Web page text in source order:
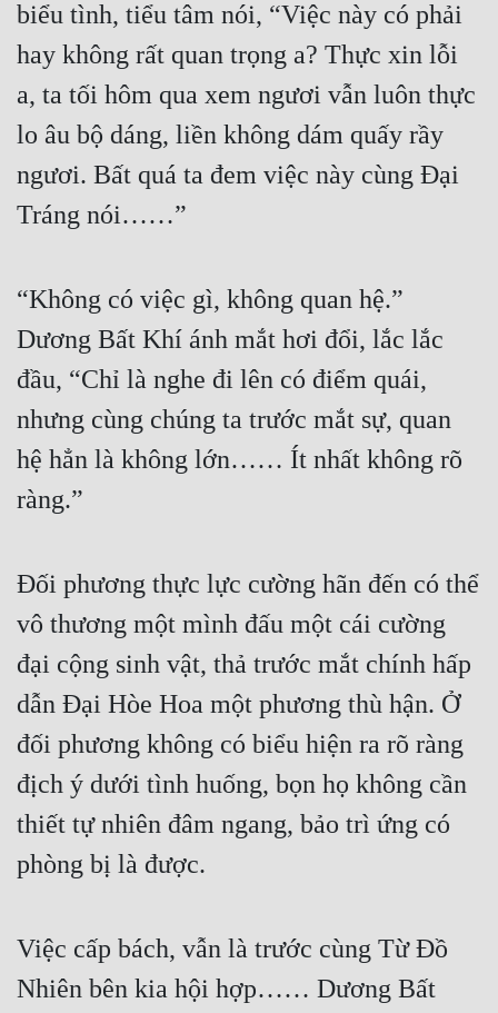
biểu tình, tiểu tâm nói, “Việc này có phải
hay không rất quan trọng a? Thực xin lỗi
a, ta tối hôm qua xem ngươi vẫn luôn thực
lo âu bộ dáng, liền không dám quấy rầy
ngươi. Bất quá ta đem việc này cùng Đại
Tráng nói……”
“Không có việc gì, không quan hệ.”
Dương Bất Khí ánh mắt hơi đổi, lắc lắc
đầu, “Chỉ là nghe đi lên có điểm quái,
nhưng cùng chúng ta trước mắt sự, quan
hệ hẳn là không lớn…… Ít nhất không rõ
ràng.”
Đối phương thực lực cường hãn đến có thể
vô thương một mình đấu một cái cường
đại cộng sinh vật, thả trước mắt chính hấp
dẫn Đại Hòe Hoa một phương thù hận. Ở
đối phương không có biểu hiện ra rõ ràng
địch ý dưới tình huống, bọn họ không cần
thiết tự nhiên đâm ngang, bảo trì ứng có
phòng bị là được.
Việc cấp bách, vẫn là trước cùng Từ Đồ
Nhiên bên kia hội hợp…… Dương Bất